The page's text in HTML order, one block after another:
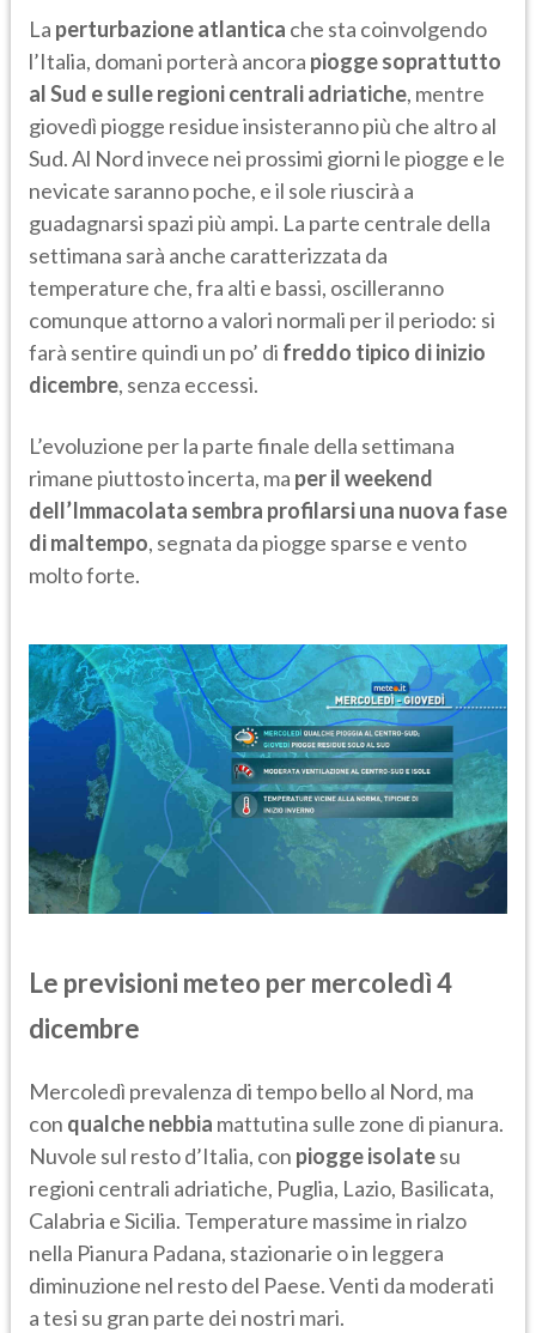
La perturbazioneatlantica che sta coinvolgendo
l’Italia, domani porterà ancora piogge soprattutto
al Sud e sulle regioni centrali adriatiche, mentre
giovedì piogge residue insisteranno più che altro al
Sud. Al Nord invece nei prossimi giorni le piogge e le
nevicate saranno poche, e il sole riuscirà a
guadagnarsi spazi più ampi. La parte centrale della
settimana sarà anche caratterizzata da
temperature che, fra alti e bassi, oscilleranno
comunque attorno a valori normali per il periodo: si
farà sentire quindi un po’ di freddo tipico di inizio
dicembre, senza eccessi.
L’evoluzione per la parte finale della settimana
rimane piuttosto incerta, ma per il weekend
dell’Immacolata sembra profilarsi una nuova fase
di maltempo, segnata da piogge sparse e vento
molto forte.
Le previsioni meteo per mercoledì 4
dicembre
Mercoledì prevalenza di tempo bello al Nord, ma
con qualche nebbia mattutina sulle zone di pianura.
Nuvole sul resto d’Italia, con piogge isolatesu
regioni centrali adriatiche, Puglia, Lazio, Basilicata,
Calabria e Sicilia. Temperature massime in rialzo
nella Pianura Padana, stazionarie o in leggera
diminuzione nel resto del Paese. Venti da moderati
a tesi su gran parte dei nostri mari.